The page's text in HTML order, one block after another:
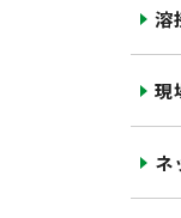
溶
現
ネ